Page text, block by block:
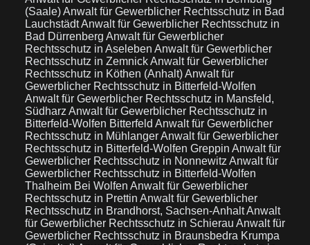
(Saale)Anwalt für Gewerblicher Rechtsschutz in Bad
LauchstädtAnwalt für Gewerblicher Rechtsschutz in
Bad Dürrenberg Anwalt für Gewerblicher
Rechtsschutz in Aseleben Anwalt für Gewerblicher
Rechtsschutz in ZemnickAnwalt für Gewerblicher
Rechtsschutz in Köthen (Anhalt)Anwalt für
Gewerblicher Rechtsschutz in Bitterfeld-Wolfen
Anwalt für Gewerblicher Rechtsschutz in Mansfeld,
Südharz Anwalt für Gewerblicher Rechtsschutz in
Bitterfeld-Wolfen Bitterfeld Anwalt für Gewerblicher
Rechtsschutz in MühlangerAnwalt für Gewerblicher
Rechtsschutz in Bitterfeld-Wolfen Greppin Anwalt für
Gewerblicher Rechtsschutz in Nonnewitz Anwalt für
Gewerblicher Rechtsschutz in Bitterfeld-Wolfen
Thalheim Bei Wolfen Anwalt für Gewerblicher
Rechtsschutz in Prettin Anwalt für Gewerblicher
Rechtsschutz in Brandhorst, Sachsen-AnhaltAnwalt
für Gewerblicher Rechtsschutz in Schierau Anwalt für
Gewerblicher Rechtsschutz in Braunsbedra Krumpa